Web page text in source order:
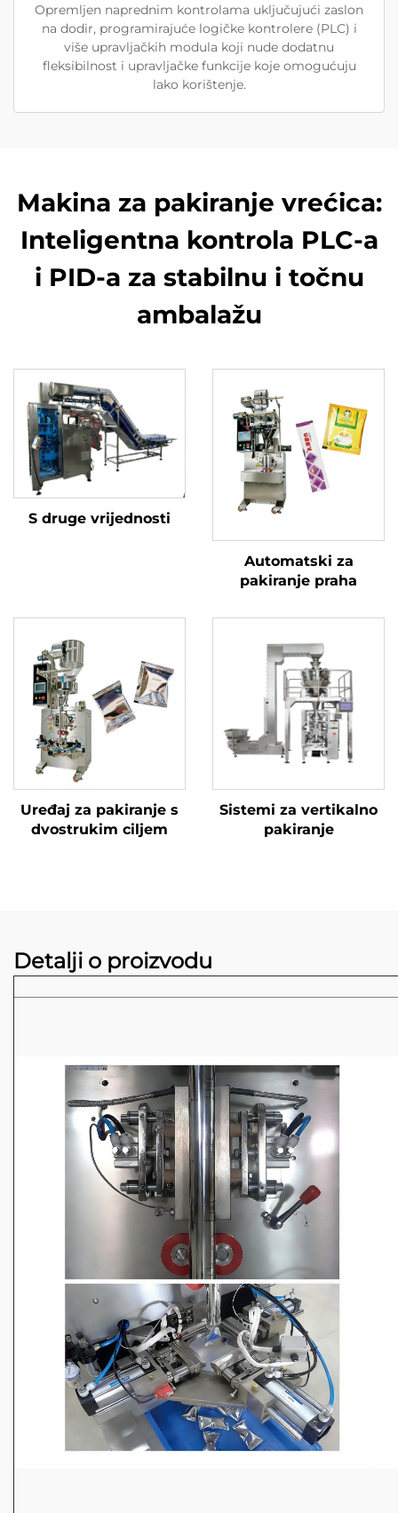
Opremljen naprednim kontrolama uključujući zaslon
na dodir, programirajuće logičke kontrolere (PLC) i
više upravljačkih modula koji nude dodatnu
fleksibilnost i upravljačke funkcije koje omogućuju
lako korištenje.
Makina za pakiranje vrećica:
Inteligentna kontrola PLC-a
i PID-a za stabilnu i točnu
ambalažu
S druge vrijednosti
Automatski za
pakiranje praha
Uređaj za pakiranje s
dvostrukim ciljem
Sistemi za vertikalno
pakiranje
Detalji o proizvodu